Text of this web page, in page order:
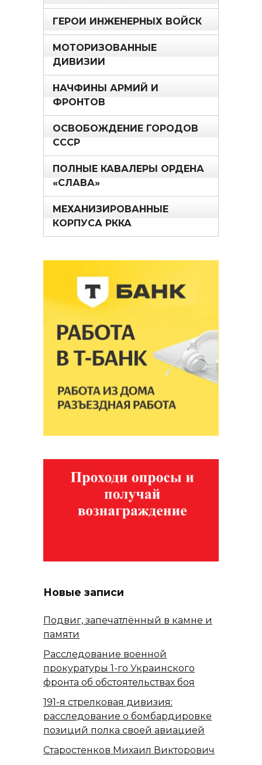
ГЕРОИ ИНЖЕНЕРНЫХ ВОЙСК
МОТОРИЗОВАННЫЕ
ДИВИЗИИ
НАЧФИНЫ АРМИЙ И
ФРОНТОВ
ОСВОБОЖДЕНИЕ ГОРОДОВ
СССР
ПОЛНЫЕ КАВАЛЕРЫ ОРДЕНА
«СЛАВА»
МЕХАНИЗИРОВАННЫЕ
КОРПУСА РККА
Новые записи
Подвиг, запечатлённый в камне и
памяти
Расследование военной
прокуратуры 1-го Украинского
фронта об обстоятельствах боя
191-я стрелковая дивизия:
расследование о бомбардировке
позиций полка своей авиацией
Старостенков Михаил Викторович